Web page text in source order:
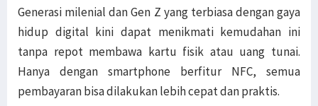
Generasi milenial dan Gen Z yang terbiasa dengan gaya
hidup digital kini dapat menikmati kemudahan ini
tanpa repot membawa kartu fisik atau uang tunai.
Hanya dengan smartphone berfitur NFC, semua
pembayaran bisa dilakukan lebih cepat dan praktis.